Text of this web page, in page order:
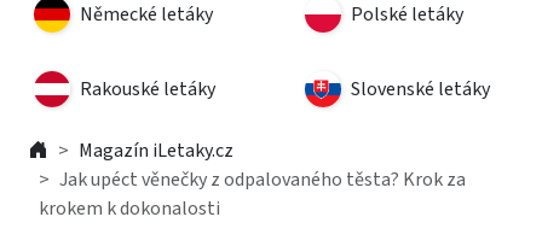
Německé letáky Polské letáky
Rakouské letáky Slovenské letáky
Magazín iLetaky.cz
Jak upéct věnečky z odpalovaného těsta? Krok za
krokem k dokonalosti